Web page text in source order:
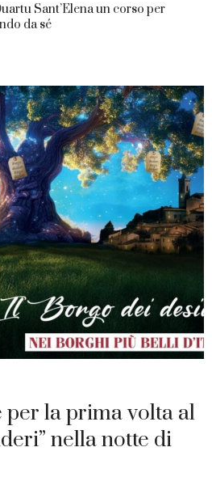
Sant’Elena un corso per
da sé
per la prima volta al
nella notte di